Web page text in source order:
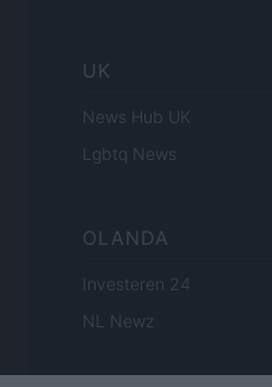
UK
News Hub UK
Lgbtq News
OLANDA
Investeren 24
NL Newz